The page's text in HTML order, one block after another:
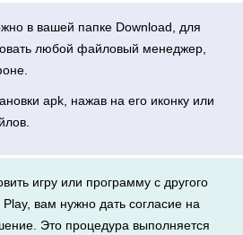
в вашей папке Download, для
любой файловый менеджер,
apk, нажав на его иконку или
игру или программу с другого
вам нужно дать согласие на
Это процедура выполняется